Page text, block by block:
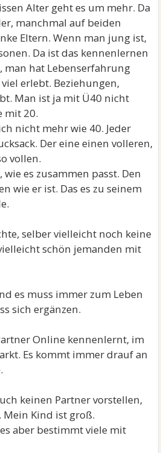
Alter geht es um mehr. Da
manchmal auf beiden
Eltern. Wenn man jung ist,
Da ist das kennenlernen
man hat Lebenserfahrung
erlebt. Beziehungen,
Man ist ja mit Ü40 nicht
mit 20.
nicht mehr wie 40. Jeder
Der eine einen volleren,
vollen.
es zusammen passt. Den
wie er ist. Das es zu seinem
selber vielleicht noch keine
schön jemanden mit
es muss immer zum Leben
sich ergänzen.
Online kennenlernt, im
Es kommt immer drauf an
keinen Partner vorstellen,
Kind ist groß.
aber bestimmt viele mit